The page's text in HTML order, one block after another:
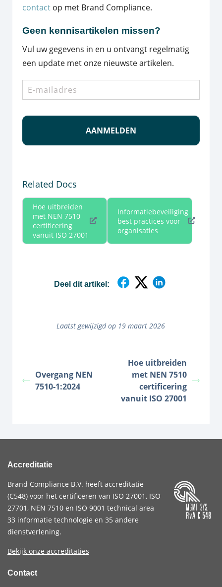
contact op met Brand Compliance.
Geen kennisartikelen missen?
Vul uw gegevens in en u ontvangt regelmatig
een update met onze nieuwste artikelen.
E-
mailadres *
Related Docs
Hoe uitbreiden
met NEN 7510
certificering
vanuit ISO 27001
Informatiebeveiliging
best practices voor
organisaties
Deel dit artikel:
Laatst gewijzigd op 19 maart 2026
Overgang NEN
7510-1:2024
Hoe uitbreiden
met NEN 7510
certificering
vanuit ISO 27001
Accreditatie
Brand Compliance B.V. heeft accreditatie
(C548) voor het certificeren van ISO 27001, ISO
27701, NEN 7510 en ISO 9001 technical area
33 informatie technologie en 35 andere
dienstverlening.
Bekijk onze accreditaties
Contact